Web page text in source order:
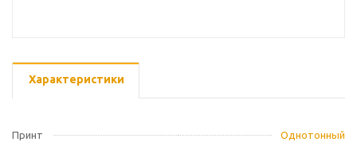
Характеристики
Принт
Однотонный